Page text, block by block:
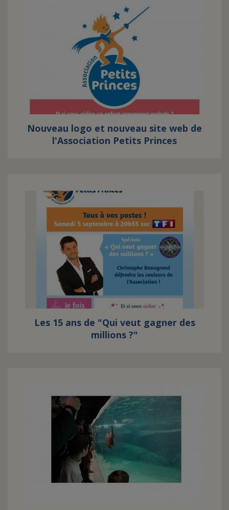
Nouveau logo et nouveau site web de
l'Association Petits Princes
Les 15 ans de "Qui veut gagner des
millions ?"